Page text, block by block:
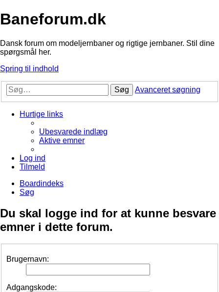
Baneforum.dk
Dansk forum om modeljernbaner og rigtige jernbaner. Stil dine
spørgsmål her.
Spring til indhold
Søg Avanceret søgning
Hurtige links
Ubesvarede indlæg
Aktive emner
Log ind
Tilmeld
Boardindeks
Søg
Du skal logge ind for at kunne besvare
emner i dette forum.
Brugernavn:
Adgangskode: